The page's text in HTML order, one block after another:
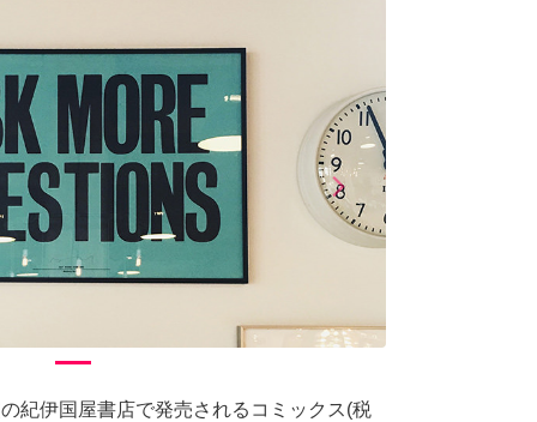
arrow_forward_iosNext
紀伊国屋書店で発売されるコミックス(税